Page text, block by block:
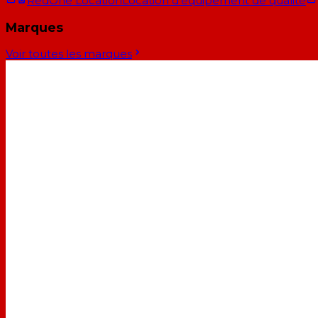
Marques
Voir toutes les marques